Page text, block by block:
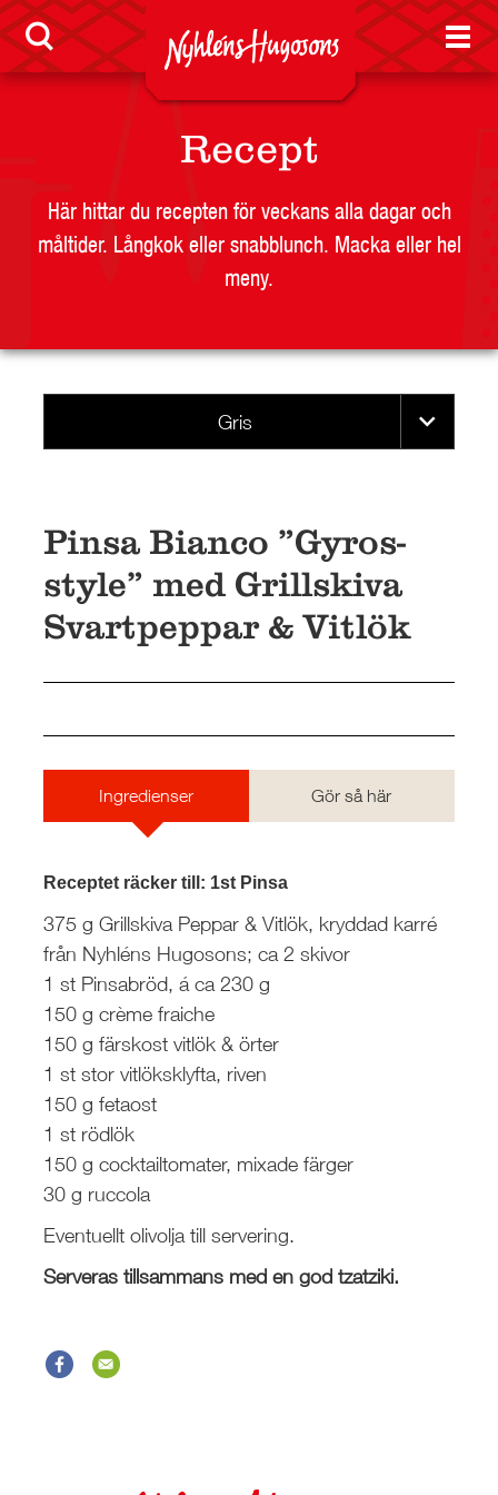
Kontakt
Konsumentreklamation
Press
Jobb
Nyheter
RESTAURANG OCH STORHUSHÅLL
SKOLA
JOBB
Recept
Här hittar du recepten för veckans alla dagar och
måltider. Långkok eller snabblunch. Macka eller hel
meny.
Gris
Pinsa Bianco ”Gyros-
style” med Grillskiva
Svartpeppar & Vitlök
Ingredienser Gör så här
Receptet räcker till: 1st Pinsa
375 g Grillskiva Peppar & Vitlök, kryddad karré
från Nyhléns Hugosons; ca 2 skivor
1 st Pinsabröd, á ca 230 g
150 g crème fraiche
150 g färskost vitlök & örter
1 st stor vitlöksklyfta, riven
150 g fetaost
1 st rödlök
150 g cocktailtomater, mixade färger
30 g ruccola
Eventuellt olivolja till servering.
Serveras tillsammans med en god tzatziki.